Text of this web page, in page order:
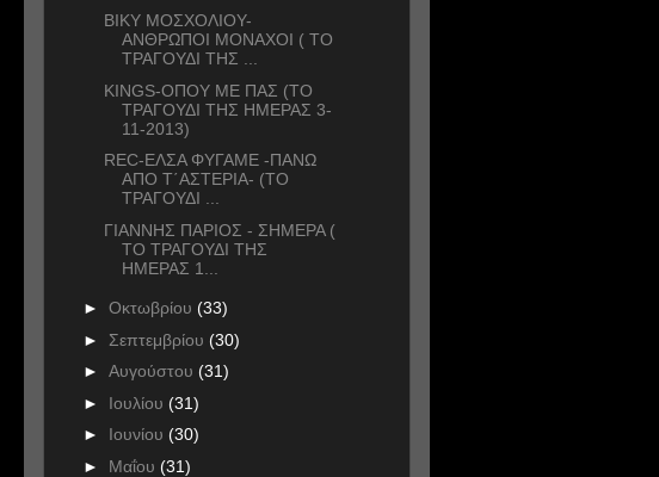
ΒΙΚΥ ΜΟΣΧΟΛΙΟΥ-
ΑΝΘΡΩΠΟΙ ΜΟΝΑΧΟΙ ( ΤΟ
ΤΡΑΓΟΥΔΙ ΤΗΣ ...
KINGS-ΟΠΟΥ ΜΕ ΠΑΣ (ΤΟ
ΤΡΑΓΟΥΔΙ ΤΗΣ ΗΜΕΡΑΣ 3-
11-2013)
REC-ΕΛΣΑ ΦΥΓΑΜΕ -ΠΑΝΩ
ΑΠΟ Τ΄ΑΣΤΕΡΙΑ- (ΤΟ
ΤΡΑΓΟΥΔΙ ...
ΓΙΑΝΝΗΣ ΠΑΡΙΟΣ - ΣΗΜΕΡΑ (
ΤΟ ΤΡΑΓΟΥΔΙ ΤΗΣ
ΗΜΕΡΑΣ 1...
► Οκτωβρίου (33)
► Σεπτεμβρίου (30)
► Αυγούστου (31)
► Ιουλίου (31)
► Ιουνίου (30)
► Μαΐου (31)